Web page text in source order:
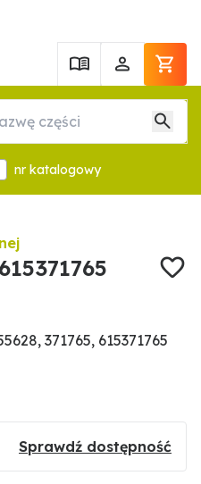
nr katalogowy
371765, 615371765
Sprawdź dostępność